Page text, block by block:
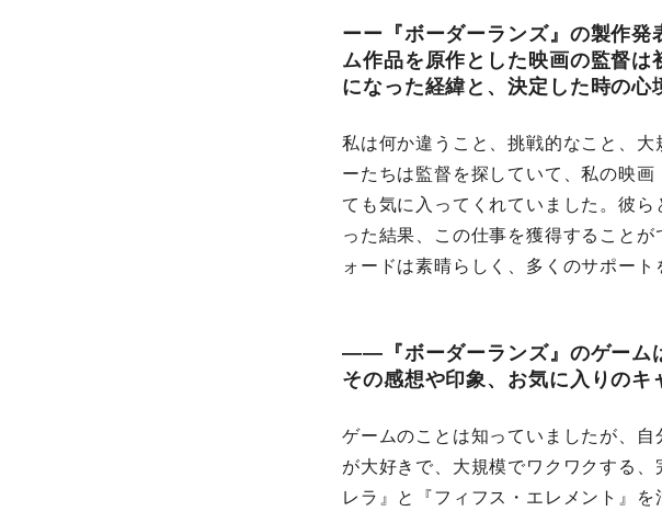
ーー『ボーダーランズ』の製作
ム作品を原作とした映画の監督
になった経緯と、決定した時の心
私は何か違うこと、挑戦的なこと、
ーたちは監督を探していて、私の映
ても気に入ってくれていました。彼
った結果、この仕事を獲得すること
ォードは素晴らしく、多くのサポート
――『ボーダーランズ』のゲーム
その感想や印象、お気に入りのキ
ゲームのことは知っていましたが、
が大好きで、大規模でワクワクする
レラ』と『フィフス・エレメント』